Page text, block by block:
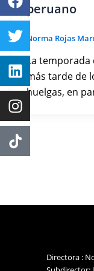
peruano
Norma Rojas
La
más tarde de
huelgas, en
Directora :